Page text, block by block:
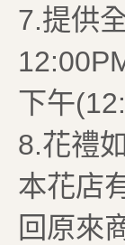
7.提供
下午
8.花禮
本花店
回原來